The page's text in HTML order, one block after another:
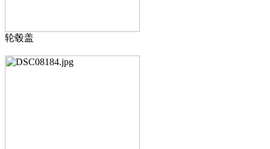
轮毂盖